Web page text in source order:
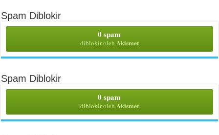
Spam Diblokir
0 spam
diblokir oleh Akismet
Spam Diblokir
0 spam
diblokir oleh Akismet